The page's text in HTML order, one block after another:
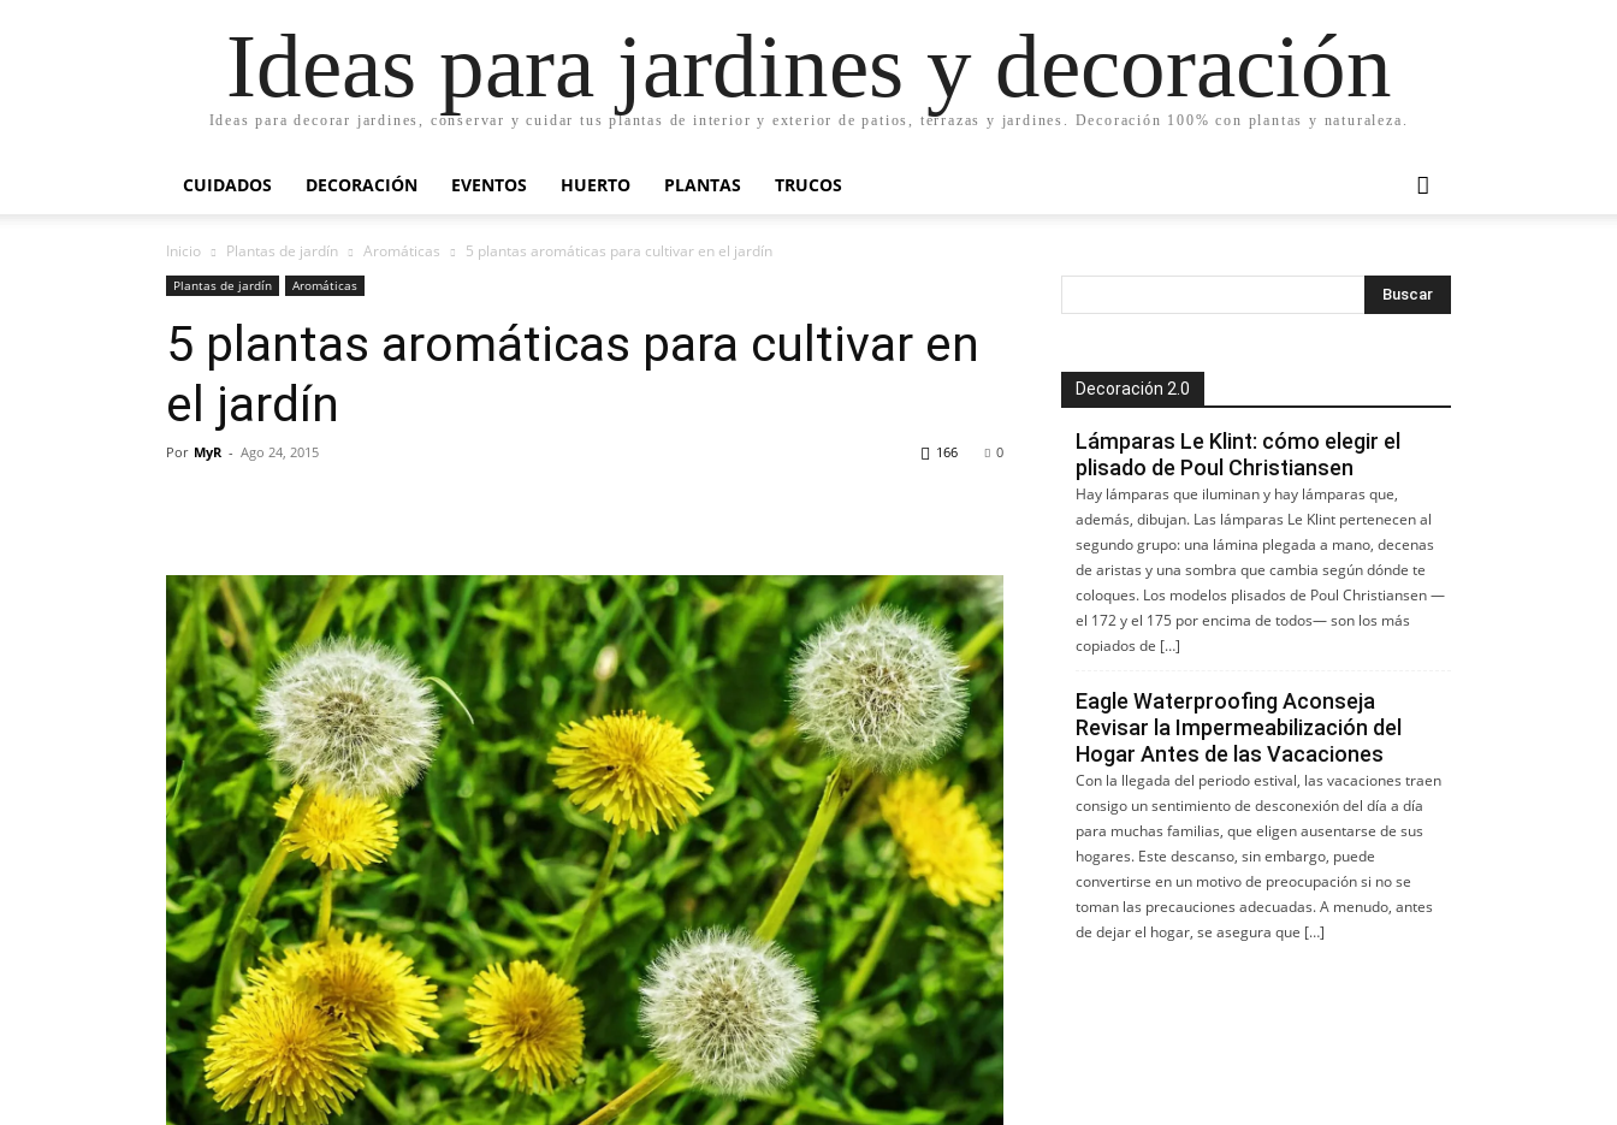
Ideas para jardines y decoración
Ideas para decorar jardines, conservar y cuidar tus plantas de interior y exterior de patios, terrazas y jardines. Decoración 100% con plantas y naturaleza.
CUIDADOS DECORACIÓN EVENTOS HUERTO PLANTAS TRUCOS
Inicio Plantas de jardín Aromáticas 5 plantas aromáticas para cultivar en el jardín
Plantas de jardín Aromáticas
5 plantas aromáticas para cultivar en
el jardín
Por MyR - Ago 24, 2015 0
166
Decoración 2.0
Lámparas Le Klint: cómo elegir el
plisado de Poul Christiansen
Hay lámparas que iluminan y hay lámparas que,
además, dibujan. Las lámparas Le Klint pertenecen al
segundo grupo: una lámina plegada a mano, decenas
de aristas y una sombra que cambia según dónde te
coloques. Los modelos plisados de Poul Christiansen —
el 172 y el 175 por encima de todos— son los más
copiados de […]
Eagle Waterproofing Aconseja
Revisar la Impermeabilización del
Hogar Antes de las Vacaciones
Con la llegada del periodo estival, las vacaciones traen
consigo un sentimiento de desconexión del día a día
para muchas familias, que eligen ausentarse de sus
hogares. Este descanso, sin embargo, puede
convertirse en un motivo de preocupación si no se
toman las precauciones adecuadas. A menudo, antes
de dejar el hogar, se asegura que […]